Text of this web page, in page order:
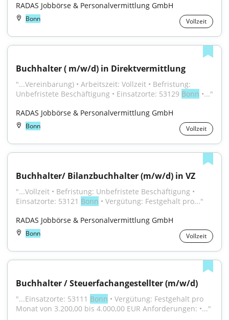
RADAS Jobbörse & Personalvermittlung GmbH
Bonn Vollzeit
Buchhalter ( m/w/d) in Direktvermittlung
"...Vereinbarung) • Arbeitszeit: Vollzeit • Befristung:
Unbefristete Beschäftigung • Einsatzorte: 53129 Bonn •..."
RADAS Jobbörse & Personalvermittlung GmbH
Bonn Vollzeit
Buchhalter/ Bilanzbuchhalter (m/w/d) in VZ
"...Vollzeit • Befristung: Unbefristete Beschäftigung •
Einsatzorte: 53121 Bonn • Vergütung: Festgehalt pro..."
RADAS Jobbörse & Personalvermittlung GmbH
Bonn Vollzeit
Buchhalter / Steuerfachangestellter (m/w/d)
"...Einsatzorte: 53111 Bonn • Vergütung: Festgehalt pro
Monat von 3.200,00 bis 4.000,00 EUR Anforderungen: •..."